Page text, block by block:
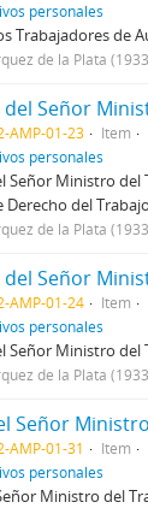
personales
Trabajadores de
de la Plata
AMP-01-23 Item
personales
Señor Ministro del
Derecho del
de la Plata
AMP-01-24 Item
personales
Señor Ministro del
de la Plata
AMP-01-31 Item
personales
Ministro del